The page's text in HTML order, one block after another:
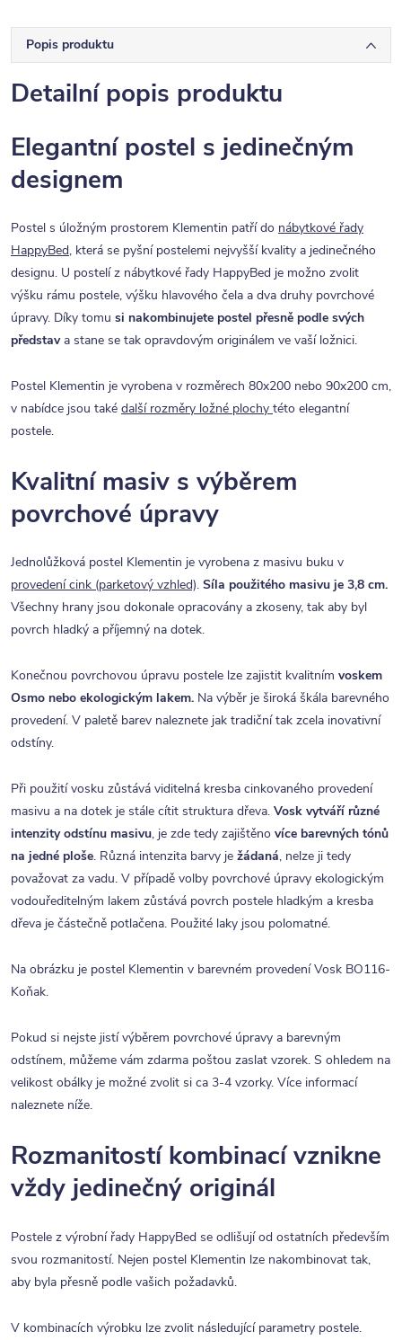
Popis produktu
Detailní popis produktu
Elegantní postel s jedinečným
designem
Postel s úložným prostorem Klementin patří do nábytkové řady
HappyBed, která se pyšní postelemi nejvyšší kvality a jedinečného
designu. U postelí z nábytkové řady HappyBed je možno zvolit
výšku rámu postele, výšku hlavového čela a dva druhy povrchové
úpravy. Díky tomu si nakombinujete postel přesně podle svých
představa stane se tak opravdovým originálem ve vaší ložnici.
Postel Klementin je vyrobena v rozměrech 80x200 nebo 90x200 cm,
v nabídce jsou také další rozměry ložné plochy této elegantní
postele.
Kvalitní masiv s výběrem
povrchové úpravy
Jednolůžková postel Klementin je vyrobena z masivu buku v
provedení cink (parketový vzhled). Síla použitého masivu je 3,8 cm.
Všechny hrany jsou dokonale opracovány a zkoseny, tak aby byl
povrch hladký a příjemný na dotek.
Konečnou povrchovou úpravu postele lze zajistit kvalitním voskem
Osmo nebo ekologickým lakem. Na výběr je široká škála barevného
provedení. V paletě barev naleznete jak tradiční tak zcela inovativní
odstíny.
Při použití vosku zůstává viditelná kresba cinkovaného provedení
masivu a na dotek je stále cítit struktura dřeva. Vosk vytváří různé
intenzity odstínu masivu, je zde tedy zajištěno více barevných tónů
na jedné ploše. Různá intenzita barvy je žádaná, nelze ji tedy
považovat za vadu. V případě volby povrchové úpravy ekologickým
vodouředitelným lakem zůstává povrch postele hladkým a kresba
dřeva je částečně potlačena. Použité laky jsou polomatné.
Na obrázku je postel Klementin v barevném provedení Vosk BO116-
Koňak.
Pokud si nejste jistí výběrem povrchové úpravy a barevným
odstínem, můžeme vám zdarma poštou zaslat vzorek. S ohledem na
velikost obálky je možné zvolit si ca 3-4 vzorky. Více informací
naleznete níže.
Rozmanitostí kombinací vznikne
vždy jedinečný originál
Postele z výrobní řady HappyBed se odlišují od ostatních především
svou rozmanitostí. Nejen postel Klementin lze nakombinovat tak,
aby byla přesně podle vašich požadavků.
V kombinacích výrobku lze zvolit následující parametry postele.